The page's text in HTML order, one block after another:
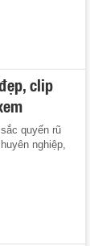
clip
quyến rũ
nghiệp,